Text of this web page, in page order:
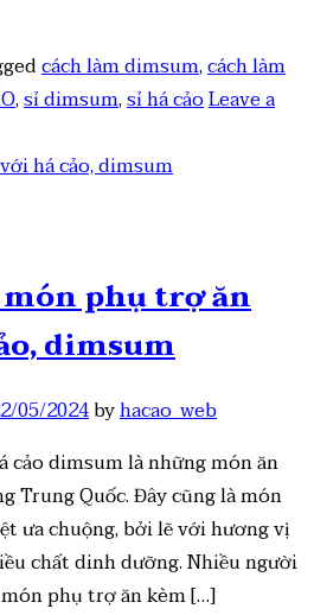
cách làm dimsum,cách làm
,sỉ dimsum,sỉ há cảoLeave a
phụ trợ ăn
dimsum
05/2024byhacao_web
cảo dimsum là những món ăn
Trung Quốc. Đây cũng là món
ưa chuộng, bởi lẽ với hương vị
chất dinh dưỡng. Nhiều người
phụ trợ ăn kèm […]